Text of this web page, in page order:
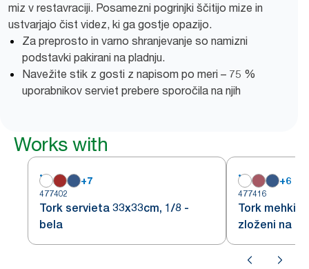
miz v restavraciji. Posamezni pogrinjki ščitijo mize in
ustvarjajo čist videz, ki ga gostje opazijo.
Za preprosto in varno shranjevanje so namizni
podstavki pakirani na pladnju.
Navežite stik z gosti z napisom po meri – 75 %
uporabnikov serviet prebere sporočila na njih
Works with
+7
477402
Tork servieta 33x33cm, 1/8 -
bela
+6
477416
Tork mehki
zloženi na 1/